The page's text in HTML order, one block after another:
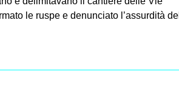
le ruspe e denunciato l’assurdità del